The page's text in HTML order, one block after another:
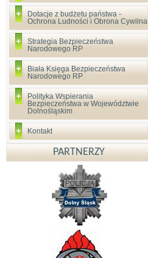
Dotacje z budżetu państwa -
Ochrona Ludności i Obrona Cywilna
Strategia Bezpieczeństwa
Narodowego RP
Biała Księga Bezpieczeństwa
Narodowego RP
Polityka Wspierania
Bezpieczeństwa w Województwie
Dolnośląskim
Kontakt
PARTNERZY